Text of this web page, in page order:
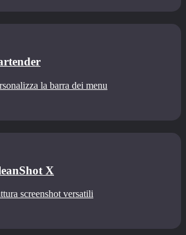
la barra dei menu
X
screenshot versatili